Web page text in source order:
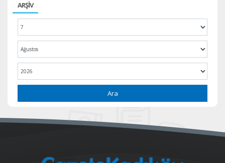
ARŞİV
Ara